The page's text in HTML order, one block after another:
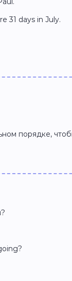
31 days in July.
порядке,